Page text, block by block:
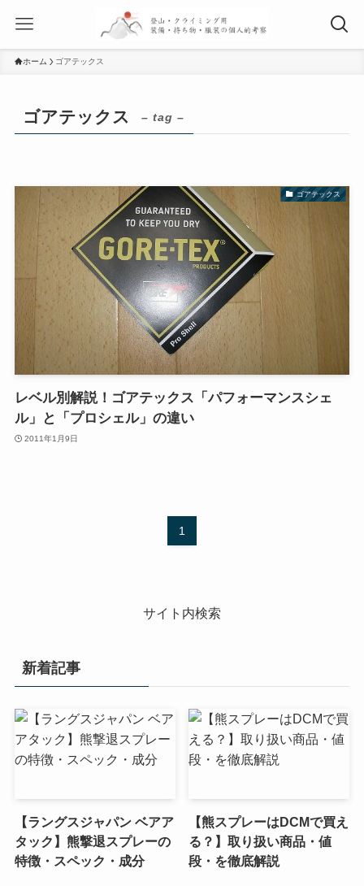
ホーム ゴアテックス
ゴアテックス – tag –
ゴアテックス
レベル別解説！ゴアテックス「パフォーマンスシェ
ル」と「プロシェル」の違い
2011年1月9日
1
サイト内検索
新着記事
【ラングスジャパン ベアア
タック】熊撃退スプレーの
特徴・スペック・成分
【熊スプレーはDCMで買え
る？】取り扱い商品・値
段・を徹底解説